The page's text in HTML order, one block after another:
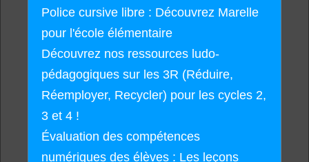
Police cursive libre : Découvrez Marelle
pour l'école élémentaire
Découvrez nos ressources ludo-
pédagogiques sur les 3R (Réduire,
Réemployer, Recycler) pour les cycles 2,
3 et 4 !
Évaluation des compétences
numériques des élèves : Les leçons